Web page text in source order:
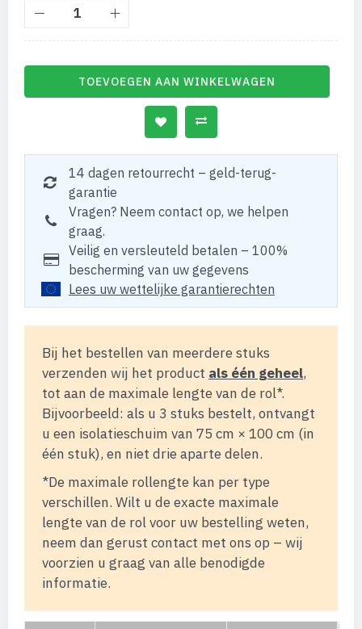
TOEVOEGEN AAN WINKELWAGEN
14 dagen retourrecht – geld-terug-
garantie
Vragen? Neem contact op, we helpen
graag.
Veilig en versleuteld betalen – 100%
bescherming van uw gegevens
Lees uw wettelijke garantierechten
Bij het bestellen van meerdere stuks
verzenden wij het product als één geheel,
tot aan de maximale lengte van de rol*.
Bijvoorbeeld: als u 3 stuks bestelt, ontvangt
u een isolatieschuim van 75 cm × 100 cm (in
één stuk), en niet drie aparte delen.
*De maximale rollengte kan per type
verschillen. Wilt u de exacte maximale
lengte van de rol voor uw bestelling weten,
neem dan gerust contact met ons op – wij
voorzien u graag van alle benodigde
informatie.